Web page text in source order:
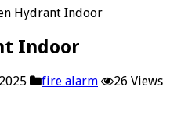
Hydrant Indoor
Indoor
fire alarm
26 Views